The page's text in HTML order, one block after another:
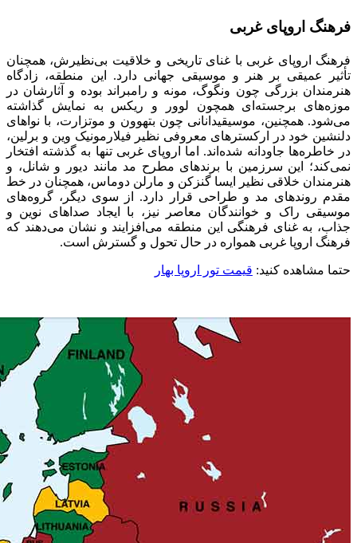
فرهنگ اروپای غربی
فرهنگ اروپای غربی با غنای تاریخی و خلاقیت بی‌نظیرش، همچنان
تأثیر عمیقی بر هنر و موسیقی جهانی دارد. این منطقه، زادگاه
هنرمندان بزرگی چون ونگوگ، مونه و رامبراند بوده و آثارشان در
موزه‌های برجسته‌ای همچون لوور و ریکس به نمایش گذاشته
می‌شود. همچنین، موسیقیدانانی چون بتهوون و موتزارت، با نواهای
دلنشین خود در ارکسترهای معروفی نظیر فیلارمونیک وین و برلین،
در خاطره‌ها جاودانه شده‌اند. اما اروپای غربی تنها به گذشته افتخار
نمی‌کند؛ این سرزمین با برندهای مطرح مد مانند دیور و شانل، و
هنرمندان خلاقی نظیر ایسا گنزکن و مارلن دوماس، همچنان در خط
مقدم روندهای مد و طراحی قرار دارد. از سوی دیگر، گروه‌های
موسیقی راک و خوانندگان معاصر نیز، با ایجاد صداهای نوین و
جذاب، به غنای فرهنگی این منطقه می‌افزایند و نشان می‌دهند که
فرهنگ اروپا غربی همواره در حال تحول و گسترش است.
حتما مشاهده کنید: قیمت تور اروپا بهار